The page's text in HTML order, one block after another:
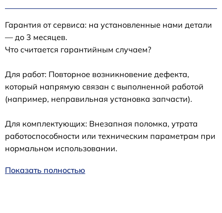
Гарантия от сервиса: на установленные нами детали
— до 3 месяцев.
Что считается гарантийным случаем?
Для работ: Повторное возникновение дефекта,
который напрямую связан с выполненной работой
(например, неправильная установка запчасти).
Для комплектующих: Внезапная поломка, утрата
работоспособности или техническим параметрам при
нормальном использовании.
Показать полностью